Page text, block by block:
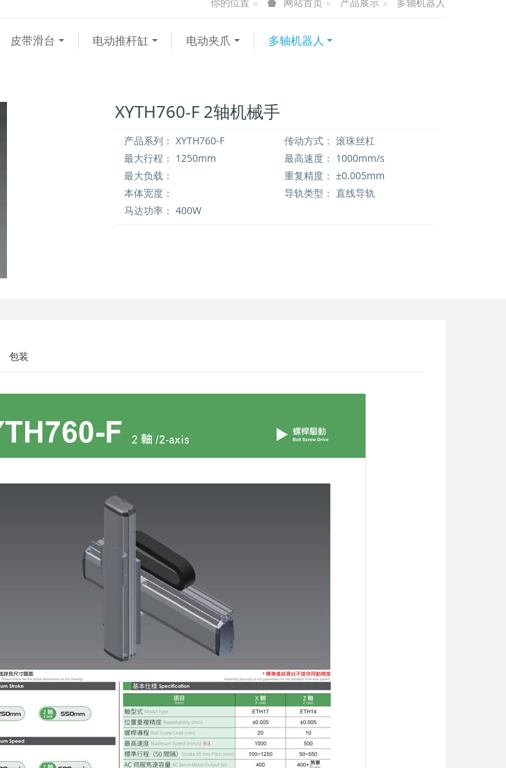
网站首页
皮带滑台 电动推杆缸 电动夹爪
多轴机器人
XYTH760-F 2轴机械手
产品系列： XYTH760-F 传动方式： 滚珠丝杠
最大行程： 1250mm 最高速度： 1000mm/s
最大负载：
重复精度： ±0.005mm
本体宽度：
导轨类型： 直线导轨
马达功率： 400W
包装